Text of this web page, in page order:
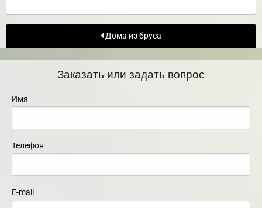
Дома из бруса
Заказать или задать вопрос
Имя
Телефон
E-mail